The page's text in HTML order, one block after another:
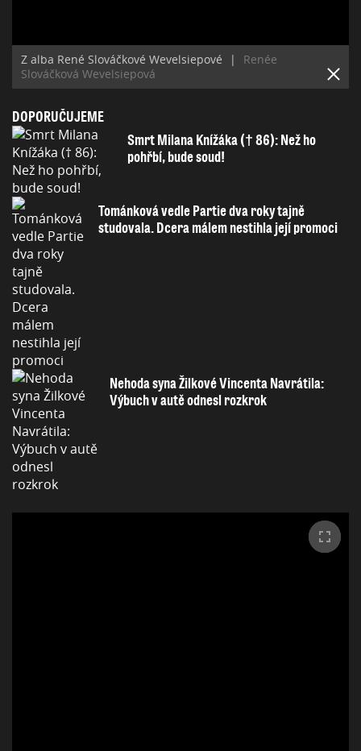
Z alba René Slováčkové Wevelsiepové |
Renée
Slováčková Wevelsiepová
DOPORUČUJEME
Smrt Milana Knížáka († 86): Než ho
pohřbí, bude soud!
Tománková vedle Partie dva roky tajně
studovala. Dcera málem nestihla její promoci
Nehoda syna Žilkové Vincenta Navrátila:
Výbuch v autě odnesl rozkrok